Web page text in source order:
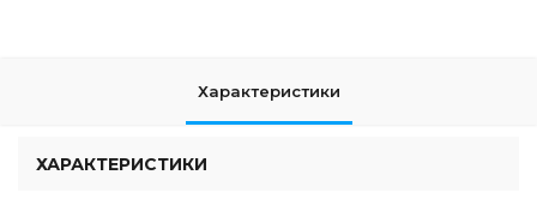
Характеристики
ХАРАКТЕРИСТИКИ